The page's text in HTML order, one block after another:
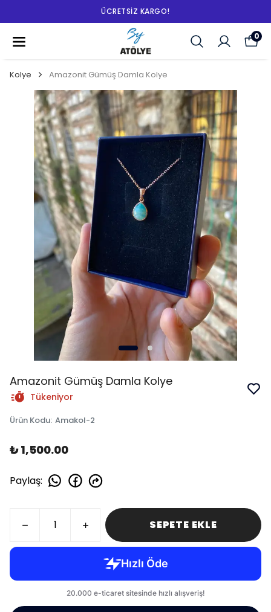
ÜCRETSIZ KARGO!
0
Kolye Amazonit Gümüş Damla Kolye
Amazonit Gümüş Damla Kolye
Tükeniyor
Ürün Kodu: Amakol-2
₺ 1,500.00
Paylaş:
SEPETE EKLE